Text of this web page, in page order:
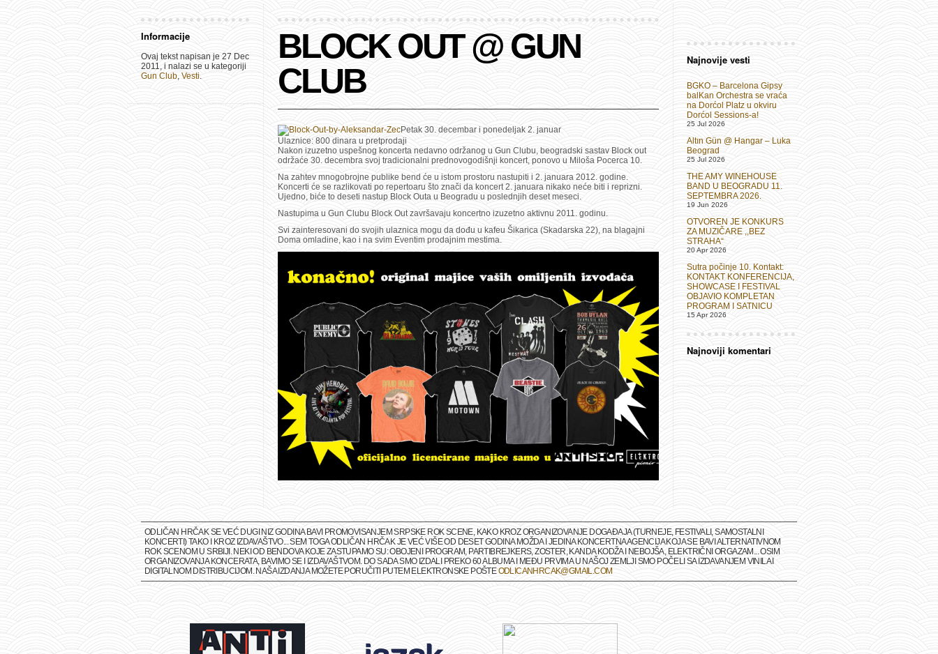
Informacije
Ovaj tekst napisan je 27 Dec
2011, i nalazi se u kategoriji
Gun Club, Vesti.
BLOCK OUT @ GUN
CLUB
Petak 30. decembar i ponedeljak 2. januar
Ulaznice: 800 dinara u pretprodaji
Nakon izuzetno uspešnog koncerta nedavno održanog u Gun Clubu, beogradski sastav Block out
održaće 30. decembra svoj tradicionalni prednovogodišnji koncert, ponovo u Miloša Pocerca 10.
Na zahtev mnogobrojne publike bend će u istom prostoru nastupiti i 2. januara 2012. godine.
Koncerti će se razlikovati po repertoaru što znači da koncert 2. januara nikako neće biti i reprizni.
Ujedno, biće to deseti nastup Block Outa u Beogradu u poslednjih deset meseci.
Nastupima u Gun Clubu Block Out završavaju koncertno izuzetno aktivnu 2011. godinu.
Svi zainteresovani do svojih ulaznica mogu da dođu u kafeu Šikarica (Skadarska 22), na blagajni
Doma omladine, kao i na svim Eventim prodajnim mestima.
Najnovije vesti
BGKO – Barcelona Gipsy
balKan Orchestra se vraća
na Dorćol Platz u okviru
Dorćol Sessions-a!
25 Jul 2026
Altın Gün @ Hangar – Luka
Beograd
25 Jul 2026
THE AMY WINEHOUSE
BAND U BEOGRADU 11.
SEPTEMBRA 2026.
19 Jun 2026
OTVOREN JE KONKURS
ZA MUZIČARE ,,BEZ
STRAHA“
20 Apr 2026
Sutra počinje 10. Kontakt:
KONTAKT KONFERENCIJA,
SHOWCASE I FESTIVAL
OBJAVIO KOMPLETAN
PROGRAM I SATNICU
15 Apr 2026
Najnoviji komentari
ODLIČAN HRČAK SE VEĆ DUGI NIZ GODINA BAVI PROMOVISANJEM SRPSKE ROK SCENE, KAKO KROZ ORGANIZOVANJE DOGAĐAJA (TURNEJE, FESTIVALI, SAMOSTALNI
KONCERTI) TAKO I KROZ IZDAVAŠTVO... SEM TOGA ODLIČAN HRČAK JE VEĆ VIŠE OD DESET GODINA MOŽDA I JEDINA KONCERTNA AGENCIJA KOJA SE BAVI ALTERNATIVNOM
ROK SCENOM U SRBIJI. NEKI OD BENDOVA KOJE ZASTUPAMO SU: OBOJENI PROGRAM, PARTIBREJKERS, ZOSTER, KANDA KODŽA I NEBOJŠA, ELEKTRIČNI ORGAZAM... OSIM
ORGANIZOVANJA KONCERATA, BAVIMO SE I IZDAVAŠTVOM. DO SADA SMO IZDALI PREKO 60 ALBUMA I MEĐU PRVIMA U NAŠOJ ZEMLJI SMO POČELI SA IZDAVANJEM VINILA I
DIGITALNOM DISTRIBUCIJOM. NAŠA IZDANJA MOŽETE PORUČITI PUTEM ELEKTRONSKE POŠTEODLICANHRCAK@GMAIL.COM